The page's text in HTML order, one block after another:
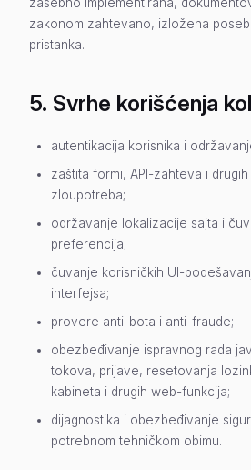
zasebno implementirana,
zakonom zahtevano, izložena
pristanka.
5. Svrhe korišćenja
autentikacija korisnika i
zaštita formi, API-zahteva i drugih
zloupotreba;
održavanje lokalizacije sajta i
preferencija;
čuvanje korisničkih UI-
interfejsa;
provere anti-bota i anti-fraude;
obezbeđivanje ispravnog rada
tokova, prijave, resetovanja
kabineta i drugih web-funkcija;
dijagnostika i obezbeđivanje
potrebnom tehničkom obimu.